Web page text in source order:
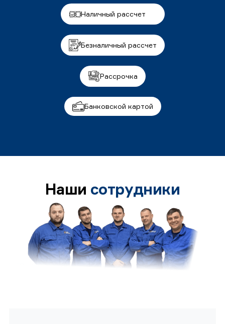
Наличный рассчет
Безналичный рассчет
Рассрочка
Банковской картой
Наши сотрудники